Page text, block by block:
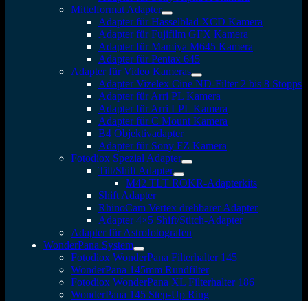
Mittelformat Adapter
Adapter für Hasselblad XCD Kamera
Adapter für Fujifilm GFX Kamera
Adapter für Mamiya M645 Kamera
Adapter für Pentax 645
Adapter für Video Kameras
Adapter Vizelex Cine ND-Filter 2 bis 8 Stopps
Adapter für Arri PL Kamera
Adapter für Arri LPL Kamera
Adapter für C Mount Kamera
B4 Objektivadapter
Adapter für Sony FZ Kamera
Fotodiox Spezial Adapter
Tilt/Shift Adapter
M42 TLT ROKR-Adapterkits
Shift Adapter
RhinoCam Vertex drehbarer Adapter
Adapter 4×5 Shift/Stitch-Adapter
Adapter für Astrofotografen
WonderPana System
Fotodiox WonderPana Filterhalter 145
WonderPana 145mm Rundfilter
Fotodiox WonderPana XL Filterhalter 186
WonderPana 145 Step-Up Ring